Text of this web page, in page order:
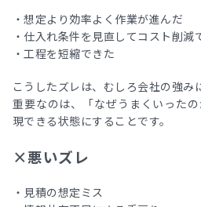
・想定より効率よく作業が進んだ
・仕入れ条件を見直してコスト削減
・工程を短縮できた
こうしたズレは、むしろ会社の強み
重要なのは、「なぜうまくいった
現できる状態にすることです。
×悪いズレ
・見積の想定ミス